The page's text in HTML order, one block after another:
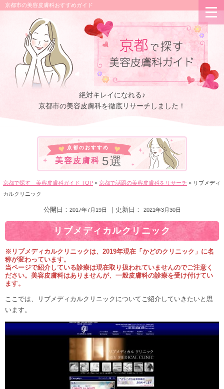
京都市の美容皮膚科おすすめガイド
絶対キレイになれる♪
京都市の美容皮膚科を徹底リサーチしました！
京都のおすすめ
美容皮膚科 5選
京都で探す 美容皮膚科ガイド TOP » 京都で話題の美容皮膚科をリサーチ » リブメディ
カルクリニック
公開日： 2017年7月19日 ｜更新日： 2021年3月30日
リブメディカルクリニック
※リブメディカルクリニックは、2019年現在「かどのクリニック」に名
称が変わっています。
当ページで紹介している診療は現在取り扱われていませんのでご注意く
ださい。美容皮膚科はありませんが、一般皮膚科の診療を受け付けてい
ます。
ここでは、リブメディカルクリニックについてご紹介していきたいと思
います。